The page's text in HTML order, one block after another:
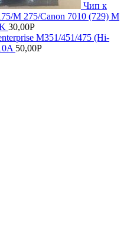
Чип к
M 275/Canon 7010 (729) M
30,00Р
M351/451/475 (Hi-
50,00Р